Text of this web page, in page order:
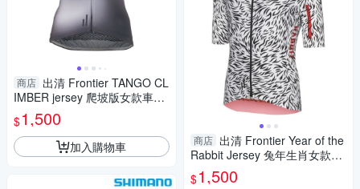
商店 出清 Frontier TANGO CL
IMBER jersey 爬坡版女款車衣
(真曳灰)
$1,500
加入購物車 商店 出清 Frontier Year of the
Rabbit Jersey 兔年生肖女款車
衣 (白)
$1,500